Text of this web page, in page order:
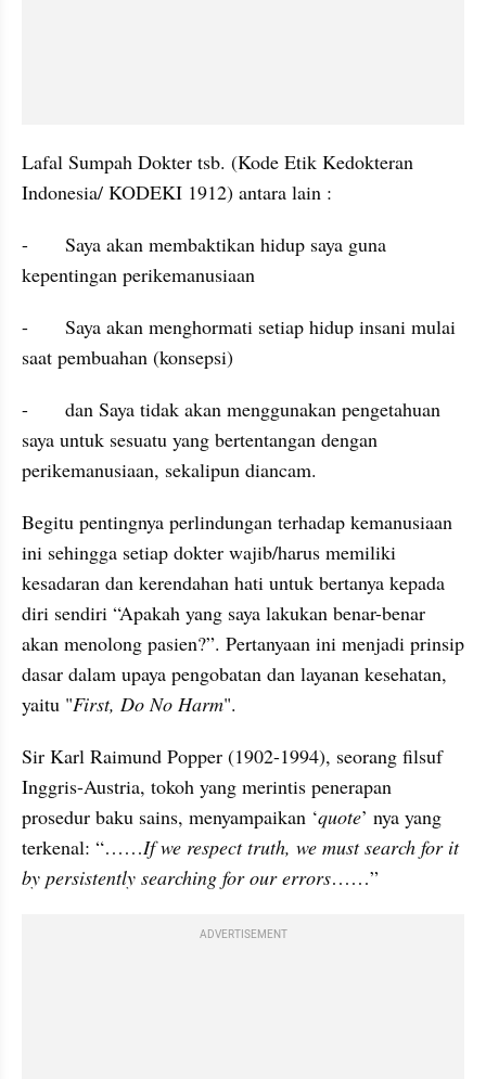
Lafal Sumpah Dokter tsb. (Kode Etik Kedokteran
Indonesia/ KODEKI 1912) antara lain :
-	Saya akan membaktikan hidup saya guna
kepentingan perikemanusiaan
-	Saya akan menghormati setiap hidup insani mulai
saat pembuahan (konsepsi)
-	dan Saya tidak akan menggunakan pengetahuan
saya untuk sesuatu yang bertentangan dengan
perikemanusiaan, sekalipun diancam.
Begitu pentingnya perlindungan terhadap kemanusiaan
ini sehingga setiap dokter wajib/harus memiliki
kesadaran dan kerendahan hati untuk bertanya kepada
diri sendiri “Apakah yang saya lakukan benar-benar
akan menolong pasien?”. Pertanyaan ini menjadi prinsip
dasar dalam upaya pengobatan dan layanan kesehatan,
yaitu "First, Do No Harm".
Sir Karl Raimund Popper (1902-1994), seorang filsuf
Inggris-Austria, tokoh yang merintis penerapan
prosedur baku sains, menyampaikan ‘quote’ nya yang
terkenal: “……If we respect truth, we must search for it
by persistently searching for our errors……”
ADVERTISEMENT